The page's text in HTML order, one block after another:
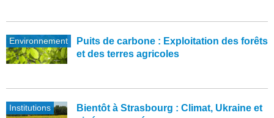
Environnement
Puits de carbone : Exploitation des forêts
et des terres agricoles
Institutions
Bientôt à Strasbourg : Climat, Ukraine et